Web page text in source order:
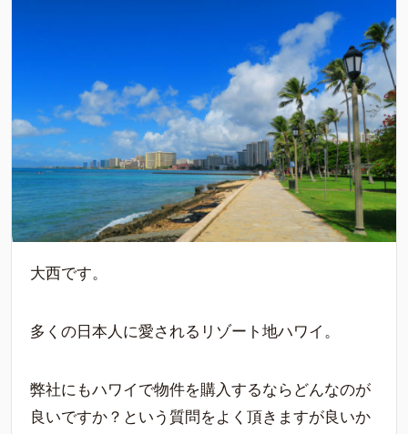
大西です。
多くの日本人に愛されるリゾート地ハワイ。
弊社にもハワイで物件を購入するならどんなのが
良いですか？という質問をよく頂きますが良いか